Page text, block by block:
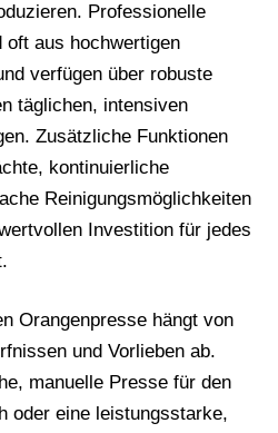
Professionelle
oft aus hochwertigen
verfügen über robuste
täglichen, intensiven
Zusätzliche Funktionen
kontinuierliche
Reinigungsmöglichkeiten
Investition für jedes
Orangenpresse hängt von
und Vorlieben ab.
manuelle Presse für den
oder eine leistungsstarke,